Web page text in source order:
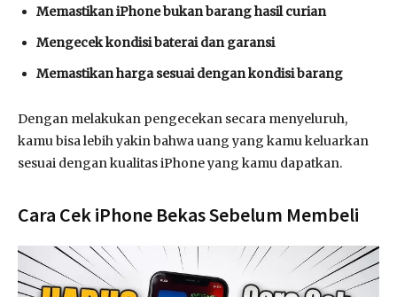
Memastikan iPhone bukan barang hasil curian
Mengecek kondisi baterai dan garansi
Memastikan harga sesuai dengan kondisi barang
Dengan melakukan pengecekan secara menyeluruh,
kamu bisa lebih yakin bahwa uang yang kamu keluarkan
sesuai dengan kualitas iPhone yang kamu dapatkan.
Cara Cek iPhone Bekas Sebelum Membeli